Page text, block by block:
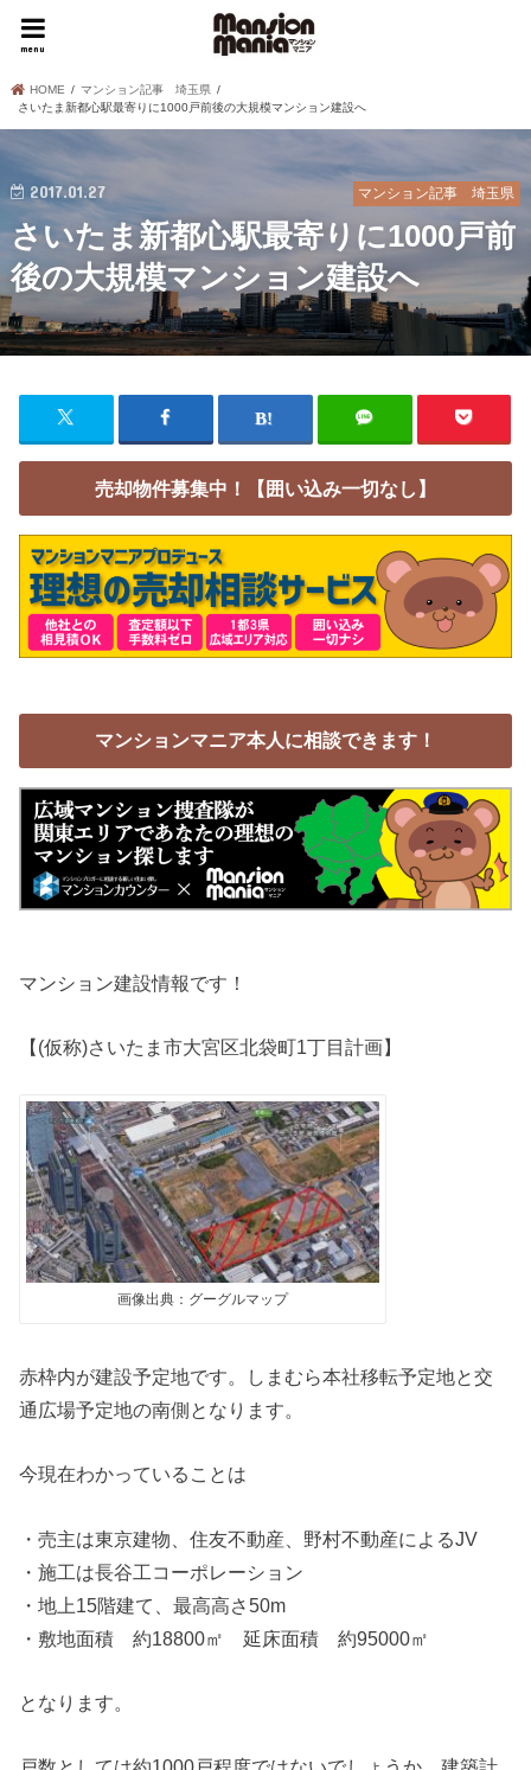
menu
HOME
マンション記事 埼玉県
さいたま新都心駅最寄りに1000戸前後の大規模マンション建設へ
マンション記事 埼玉県
2017.01.27
さいたま新都心駅最寄りに1000戸前
後の大規模マンション建設へ
売却物件募集中！【囲い込み一切なし】
マンションマニア本人に相談できます！
マンション建設情報です！
【(仮称)さいたま市大宮区北袋町1丁目計画】
画像出典：グーグルマップ
赤枠内が建設予定地です。しまむら本社移転予定地と交
通広場予定地の南側となります。
今現在わかっていることは
・売主は東京建物、住友不動産、野村不動産によるJV
・施工は長谷工コーポレーション
・地上15階建て、最高高さ50m
・敷地面積 約18800㎡ 延床面積 約95000㎡
となります。